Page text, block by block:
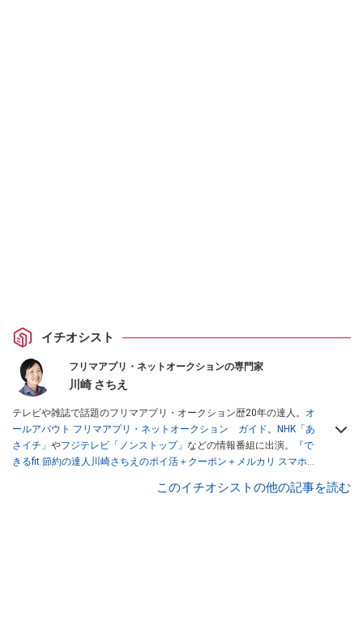
イチオシスト
フリマアプリ・ネットオークションの専門家
川崎 さちえ
テレビや雑誌で話題のフリマアプリ・オークション歴20年の達人。 オ
ールアバウト フリマアプリ・ネットオークション ガイド。
NHK「あ
さイチ」 やフジテレビ「ノンストップ」 などの情報番組に出演。
『で
きるfit 節約の達人川崎さちえのポイ活＋クーポン＋メルカリ スマホで
スマホ1つでスキマ時間に効率的に稼ぐ！』（翔泳社刊） ほか著書多
このイチオシストの他の記事を読む